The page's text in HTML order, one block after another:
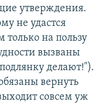
утверждения.
не удастся
на пользу
вызваны
делают!").
вернуть
совсем уж